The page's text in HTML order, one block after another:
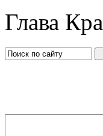
Глава